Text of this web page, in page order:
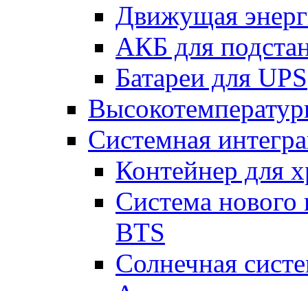
Движущая
АКБ для
Батареи для UPS
Системная
Контейнер для
Система нового
BTS
Солнечная